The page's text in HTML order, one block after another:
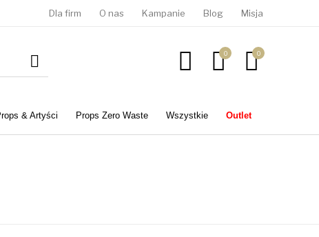
Dla firm O nas Kampanie Blog Misja
0 0
& Artyści Props Zero Waste Wszystkie Outlet